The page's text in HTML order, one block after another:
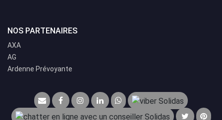
NOS PARTENAIRES
AXA
AG
Ardenne Prévoyante